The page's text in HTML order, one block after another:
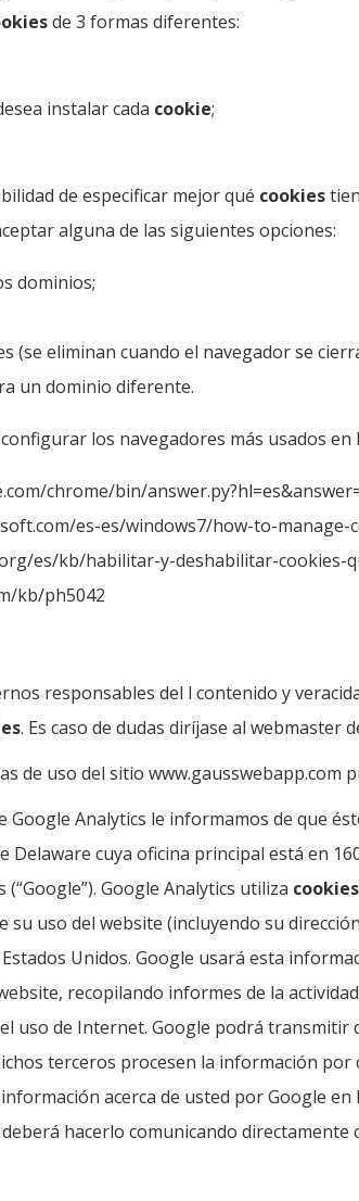
de 3 formas diferentes:
instalar cada cookie;
de especificar mejor qué cookies
alguna de las siguientes opciones:
dominios;
(se eliminan cuando el navegador se
un dominio diferente.
los navegadores más usados en
chrome/bin/
es-es/windows7/how-to-
es/kb/habilitar-y-deshabilitar-cookies-
kb/ph5042
responsables del l contenido y
. Es caso de dudas diríjase al webmaster
de uso del sitio www.gausswebapp.com
Google Analytics le informamos de que
Delaware cuya oficina principal está en
Google Analytics utiliza cookies
su uso del website (incluyendo su
Unidos. Google usará esta
recopilando informes de la
uso de Internet. Google podrá
terceros procesen la información por
acerca de usted por Google
hacerlo comunicando directamente